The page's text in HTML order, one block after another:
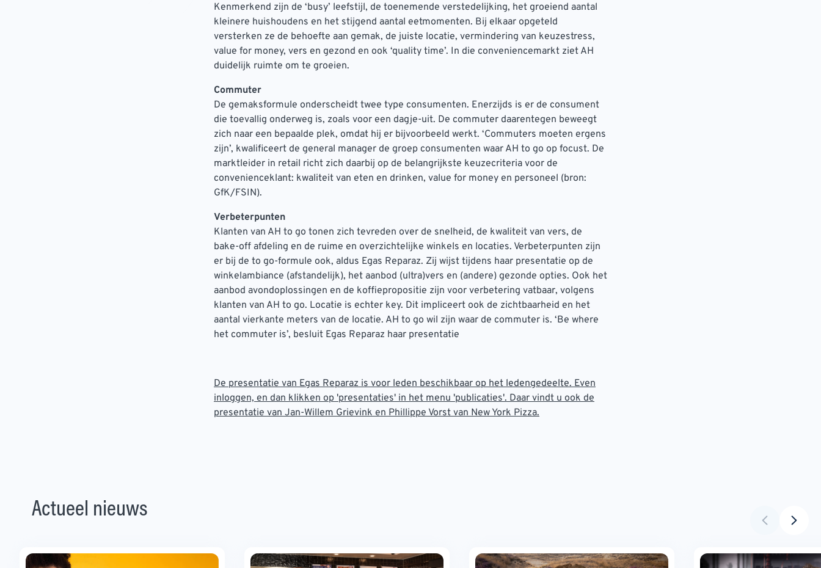
Kenmerkend zijn de ‘busy’ leefstijl, de toenemende verstedelijking, het groeiend aantal
kleinere huishoudens en het stijgend aantal eetmomenten. Bij elkaar opgeteld
versterken ze de behoefte aan gemak, de juiste locatie, vermindering van keuzestress,
value for money, vers en gezond en ook ‘quality time’. In die conveniencemarkt ziet AH
duidelijk ruimte om te groeien.
Commuter
De gemaksformule onderscheidt twee type consumenten. Enerzijds is er de consument
die toevallig onderweg is, zoals voor een dagje-uit. De commuter daarentegen beweegt
zich naar een bepaalde plek, omdat hij er bijvoorbeeld werkt. ‘Commuters moeten ergens
zijn’, kwalificeert de general manager de groep consumenten waar AH to go op focust. De
marktleider in retail richt zich daarbij op de belangrijkste keuzecriteria voor de
convenienceklant: kwaliteit van eten en drinken, value for money en personeel (bron:
GfK/FSIN).
Verbeterpunten
Klanten van AH to go tonen zich tevreden over de snelheid, de kwaliteit van vers, de
bake-off afdeling en de ruime en overzichtelijke winkels en locaties. Verbeterpunten zijn
er bij de to go-formule ook, aldus Egas Reparaz. Zij wijst tijdens haar presentatie op de
winkelambiance (afstandelijk), het aanbod (ultra)vers en (andere) gezonde opties. Ook het
aanbod avondoplossingen en de koffiepropositie zijn voor verbetering vatbaar, volgens
klanten van AH to go. Locatie is echter key. Dit impliceert ook de zichtbaarheid en het
aantal vierkante meters van de locatie. AH to go wil zijn waar de commuter is. ‘Be where
het commuter is’, besluit Egas Reparaz haar presentatie
De presentatie van Egas Reparaz is voor leden beschikbaar op het ledengedeelte. Even
inloggen, en dan klikken op 'presentaties' in het menu 'publicaties'. Daar vindt u ook de
presentatie van Jan-Willem Grievink en Phillippe Vorst van New York Pizza.
Actueel nieuws